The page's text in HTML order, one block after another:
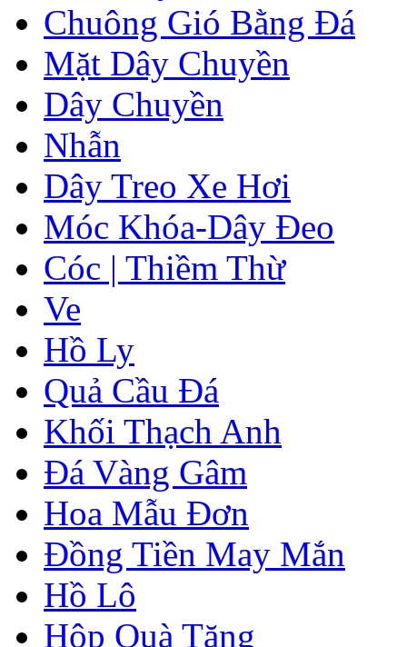
Chuông Gió Bằng Đá
Mặt Dây Chuyền
Dây Chuyền
Nhẫn
Dây Treo Xe Hơi
Móc Khóa-Dây Đeo
Cóc | Thiềm Thừ
Ve
Hồ Ly
Quả Cầu Đá
Khối Thạch Anh
Đá Vàng Gâm
Hoa Mẫu Đơn
Đồng Tiền May Mắn
Hồ Lô
Hộp Quà Tặng